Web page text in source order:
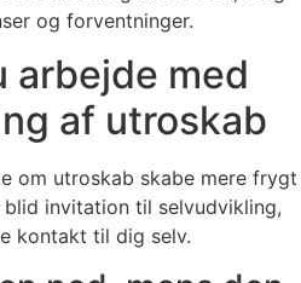
og forventninger.
arbejde med
af utroskab
om utroskab skabe mere frygt
invitation til selvudvikling,
kontakt til dig selv.